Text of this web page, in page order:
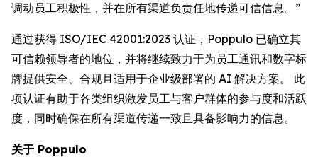
调动员工积极性，并在所有渠道负责任地传递可信信息。”
通过获得 ISO/IEC 42001:2023 认证，Poppulo 已确立其
可信赖领导者的地位，并将继续致力于为员工通讯和数字标
牌提供安全、合规且适用于企业级部署的 AI 解决方案。 此
项认证有助于各类组织激发员工与客户群体的参与度和活跃
度，同时确保在所有渠道传递一致且具备影响力的信息。
关于 Poppulo